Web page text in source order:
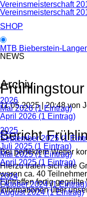
Vereinsmeisterschaft
Vereinsmeisterschaft
SHOP
MTB Bieberstein-
NEWS
11.05.2025 | 20:48von
Bericht
Bei perfektem Wetter
Hierzu trafen sich alle
waren ca. 40
Eintreffen fertig
Informationen über
Archiv
2026
Mai 2026 (1 Eintrag)
April 2026 (1 Eintrag)
2025
September 2025 (1
Juli 2025 (1 Eintrag)
Mai 2025 (1 Eintrag)
April 2025 (1 Eintrag)
2024
Oktober 2024 (1 Eintrag)
August 2024 (1 Eintrag)